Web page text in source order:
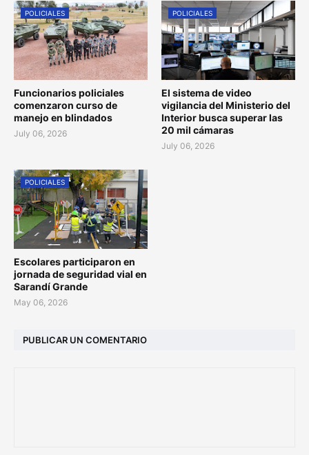
POLICIALES
Funcionarios policiales
comenzaron curso de
manejo en blindados
July 06, 2026
POLICIALES
El sistema de video
vigilancia del Ministerio del
Interior busca superar las
20 mil cámaras
July 06, 2026
POLICIALES
Escolares participaron en
jornada de seguridad vial en
Sarandí Grande
May 06, 2026
PUBLICAR UN COMENTARIO